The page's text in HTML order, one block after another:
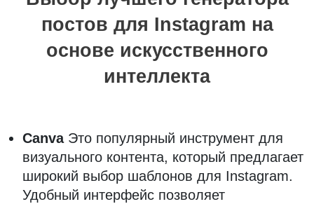
постов для Instagram на
основе искусственного
интеллекта
Canva Это популярный инструмент для
визуального контента, который предлагает
широкий выбор шаблонов для Instagram.
Удобный интерфейс позволяет